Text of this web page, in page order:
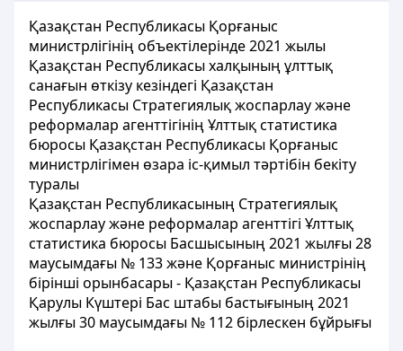
Қазақстан Республикасы Қорғаныс
министрлігінің объектілерінде 2021 жылы
Қазақстан Республикасы халқының ұлттық
санағын өткізу кезіндегі Қазақстан
Республикасы Стратегиялық жоспарлау және
реформалар агенттігінің Ұлттық статистика
бюросы Қазақстан Республикасы Қорғаныс
министрлігімен өзара іс-қимыл тәртібін бекіту
туралы
Қазақстан Республикасының Стратегиялық
жоспарлау және реформалар агенттігі Ұлттық
статистика бюросы Басшысының 2021 жылғы 28
маусымдағы № 133 және Қорғаныс министрінің
бірінші орынбасары - Қазақстан Республикасы
Қарулы Күштері Бас штабы бастығының 2021
жылғы 30 маусымдағы № 112 бірлескен бұйрығы